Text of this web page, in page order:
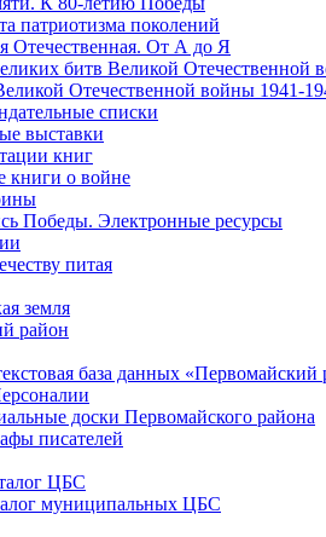
патриотизма поколений
Отечественная. От А до Я
битв Великой Отечественной
Отечественной войны 1941-
списки
выставки
книг
книги о войне
Победы. Электронные ресурсы
питая
земля
район
база данных «Первомайский
доски Первомайского района
писателей
ЦБС
муниципальных ЦБС